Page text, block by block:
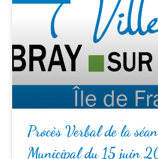
Procès Verbal de la
Municipal du 15 juin